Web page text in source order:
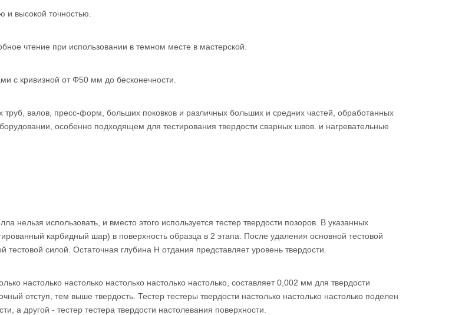
и высокой точностью.
чтение при использовании в темном месте в мастерской.
с кривизной от Φ50 мм до бесконечности.
труб, валов, пресс-форм, больших поковков и различных больших и средних частей, обработанных
особенно подходящем для тестирования твердости сварных швов. и нагревательные
нельзя использовать, и вместо этого используется тестер твердости позоров. В указанных
карбидный шар) в поверхность образца в 2 этапа. После удаления основной тестовой
силой. Остаточная глубина H отдания представляет уровень твердости.
настолько настолько настолько настолько настолько, составляет 0,002 мм для твердости
отступ, тем выше твердость. Тестер тестеры твердости настолько настолько настолько поделен
а другой - тестер тестера твердости настолевания поверхности.